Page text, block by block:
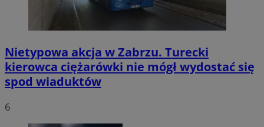
Nietypowa akcja w Zabrzu. Turecki
kierowca ciężarówki nie mógł wydostać się
spod wiaduktów
6